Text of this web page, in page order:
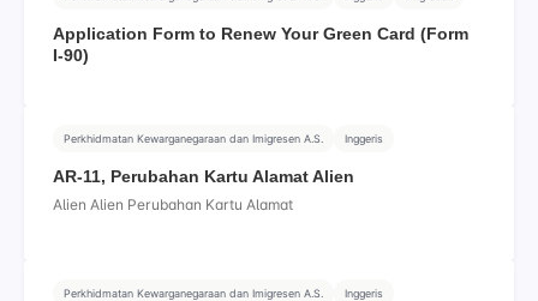
Application Form to Renew Your Green Card (Form
I‑90)
Perkhidmatan Kewarganegaraan dan Imigresen A.S. Inggeris
AR-11, Perubahan Kartu Alamat Alien
Alien Alien Perubahan Kartu Alamat
Perkhidmatan Kewarganegaraan dan Imigresen A.S. Inggeris